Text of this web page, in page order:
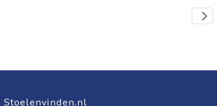
Stoelenvinden.nl